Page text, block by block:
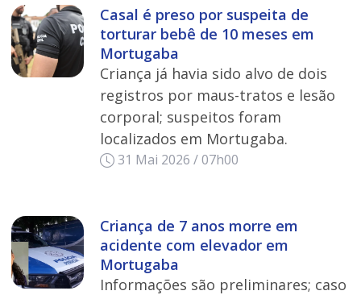
Casal é preso por suspeita de
torturar bebê de 10 meses em
Mortugaba
Criança já havia sido alvo de dois
registros por maus-tratos e lesão
corporal; suspeitos foram
localizados em Mortugaba.
31 Mai 2026 / 07h00
Criança de 7 anos morre em
acidente com elevador em
Mortugaba
Informações são preliminares; caso